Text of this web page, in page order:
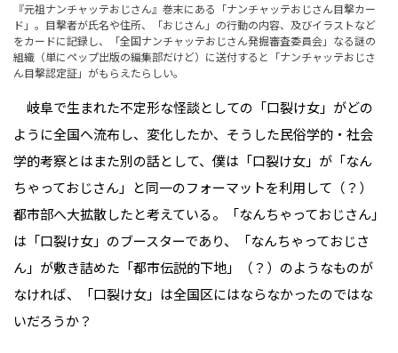
『元祖ナンチャッテおじさん』巻末にある「ナンチャッテおじさん目撃カー
ド」。目撃者が氏名や住所、「おじさん」の行動の内容、及びイラストなど
をカードに記録し、「全国ナンチャッテおじさん発掘審査委員会」なる謎の
組織（単にペップ出版の編集部だけど）に送付すると「ナンチャッテおじさ
ん目撃認定証」がもらえたらしい。
岐阜で生まれた不定形な怪談としての「口裂け女」がどの
ように全国へ流布し、変化したか、そうした民俗学的・社会
学的考察とはまた別の話として、僕は「口裂け女」が「なん
ちゃっておじさん」と同一のフォーマットを利用して（？）
都市部へ大拡散したと考えている。「なんちゃっておじさん」
は「口裂け女」のブースターであり、「なんちゃっておじさ
ん」が敷き詰めた「都市伝説的下地」（？）のようなものが
なければ、「口裂け女」は全国区にはならなかったのではな
いだろうか？